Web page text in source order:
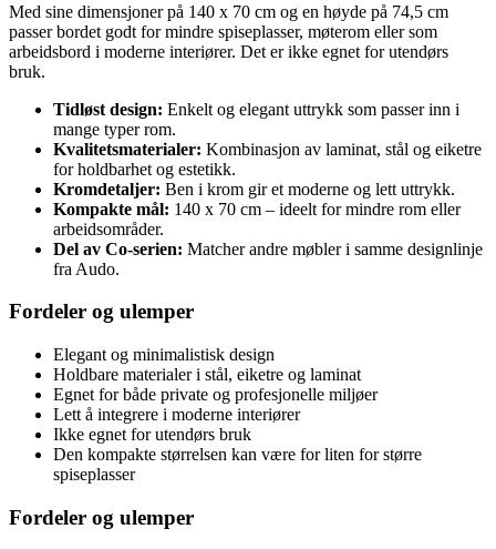
Med sine dimensjoner på 140 x 70 cm og en høyde på 74,5 cm
passer bordet godt for mindre spiseplasser, møterom eller som
arbeidsbord i moderne interiører. Det er ikke egnet for utendørs
bruk.
Tidløst design: Enkelt og elegant uttrykk som passer inn i
mange typer rom.
Kvalitetsmaterialer: Kombinasjon av laminat, stål og eiketre
for holdbarhet og estetikk.
Kromdetaljer: Ben i krom gir et moderne og lett uttrykk.
Kompakte mål: 140 x 70 cm – ideelt for mindre rom eller
arbeidsområder.
Del av Co-serien: Matcher andre møbler i samme designlinje
fra Audo.
Fordeler og ulemper
Elegant og minimalistisk design
Holdbare materialer i stål, eiketre og laminat
Egnet for både private og profesjonelle miljøer
Lett å integrere i moderne interiører
Ikke egnet for utendørs bruk
Den kompakte størrelsen kan være for liten for større
spiseplasser
Fordeler og ulemper